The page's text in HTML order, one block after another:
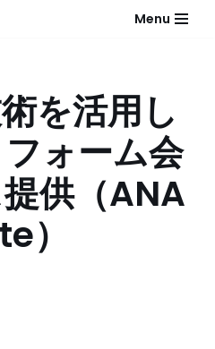
Menu
を活用し
ォーム会
供（ANA
）